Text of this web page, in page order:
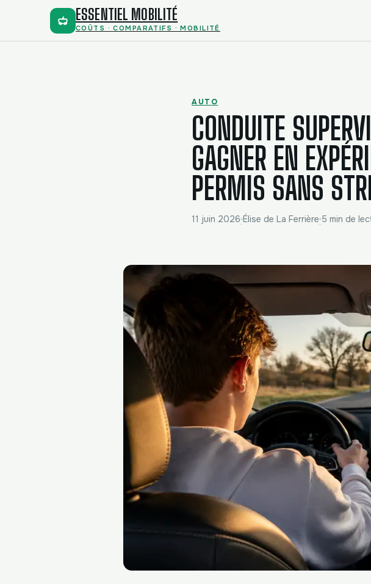
ESSENTIEL MOBILITÉ
COÛTS · COMPARATIFS · MOBILITÉ
AUTO
CONDUITE
GAGNER EN
PERMIS SANS
11 juin 2026·Élise de La Ferrière·5 min de